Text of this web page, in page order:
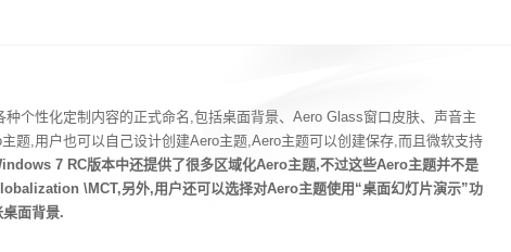
种个性化定制内容的正式命名,包括桌面背景、Aero Glass窗口皮肤、声音主
题,用户也可以自己设计创建Aero主题,Aero主题可以创建保存,而且微软支持
7 RC版本中还提供了很多区域化Aero主题,不过这些Aero主题并不是
\MCT,另外,用户还可以选择对Aero主题使用“桌面幻灯片演示”功
面背景.